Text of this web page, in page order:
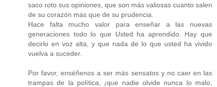
saco roto sus opiniones, que son más valiosas cuanto salen
de su corazón más que de su prudencia.
Hace falta mucho valor para enseñar a las nuevas
generaciones todo lo que Usted ha aprendido. Hay que
decirlo en voz alta, y que nada de lo que usted ha vivido
vuelva a suceder.
Por favor, enséñenos a ser más sensatos y no caer en las
trampas de la política, ¡que nadie olvide nunca lo malo,